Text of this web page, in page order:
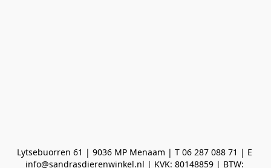
Lytsebuorren 61 | 9036 MP Menaam | T 06 287 088 71 | E
info@sandrasdierenwinkel.nl | KVK: 80148859 | BTW: